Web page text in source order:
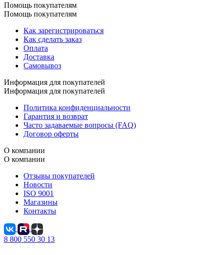
Помощь покупателям
Помощь покупателям
Как зарегистрироваться
Как сделать заказ
Оплата
Доставка
Самовывоз
Информация для покупателей
Информация для покупателей
Политика конфиденциальности
Гарантия и возврат
Часто задаваемые вопросы (FAQ)
Договор оферты
О компании
О компании
Отзывы покупателей
Новости
ISO 9001
Магазины
Контакты
8 800 550 30 13